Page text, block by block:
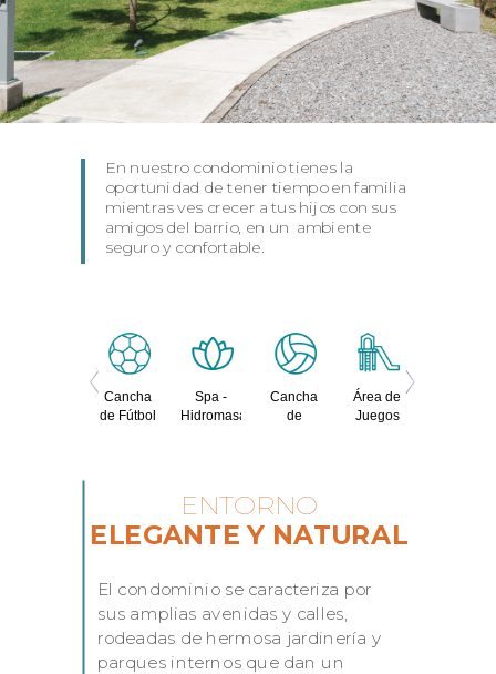
En nuestro condominio tienes la
oportunidad de tener tiempo en familia
mientras ves crecer a tus hijos con sus
amigos del barrio, en un ambiente
seguro y confortable.
Previous
Cancha
de Fútbol
Spa -
Hidromasaje
Cancha
de
Área de
Juegos
Next
El condominio se caracteriza por
sus amplias avenidas y calles,
rodeadas de hermosa jardinería y
parques internos que dan un
ENTORNO
ELEGANTE Y NATURAL